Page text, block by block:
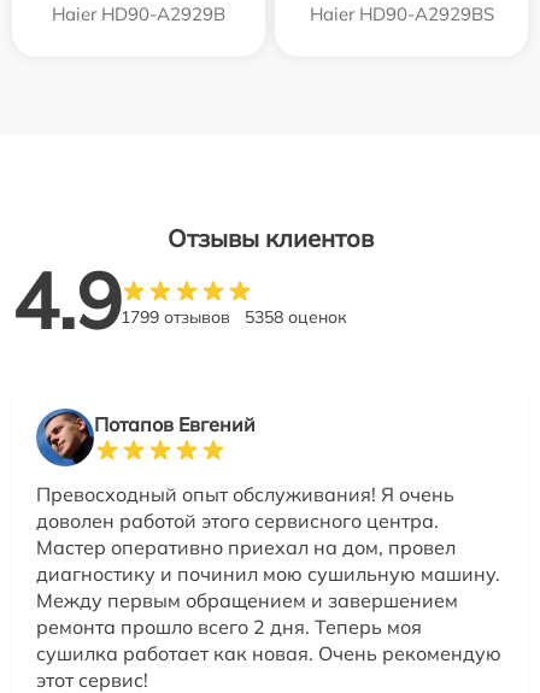
Haier HD90-A2929B Haier HD90-A2929BS
Отзывы клиентов
4.91799 отзывов 5358 оценок
Потапов Евгений
Превосходный опыт обслуживания! Я очень
доволен работой этого сервисного центра.
Мастер оперативно приехал на дом, провел
диагностику и починил мою сушильную машину.
Между первым обращением и завершением
ремонта прошло всего 2 дня. Теперь моя
сушилка работает как новая. Очень рекомендую
этот сервис!